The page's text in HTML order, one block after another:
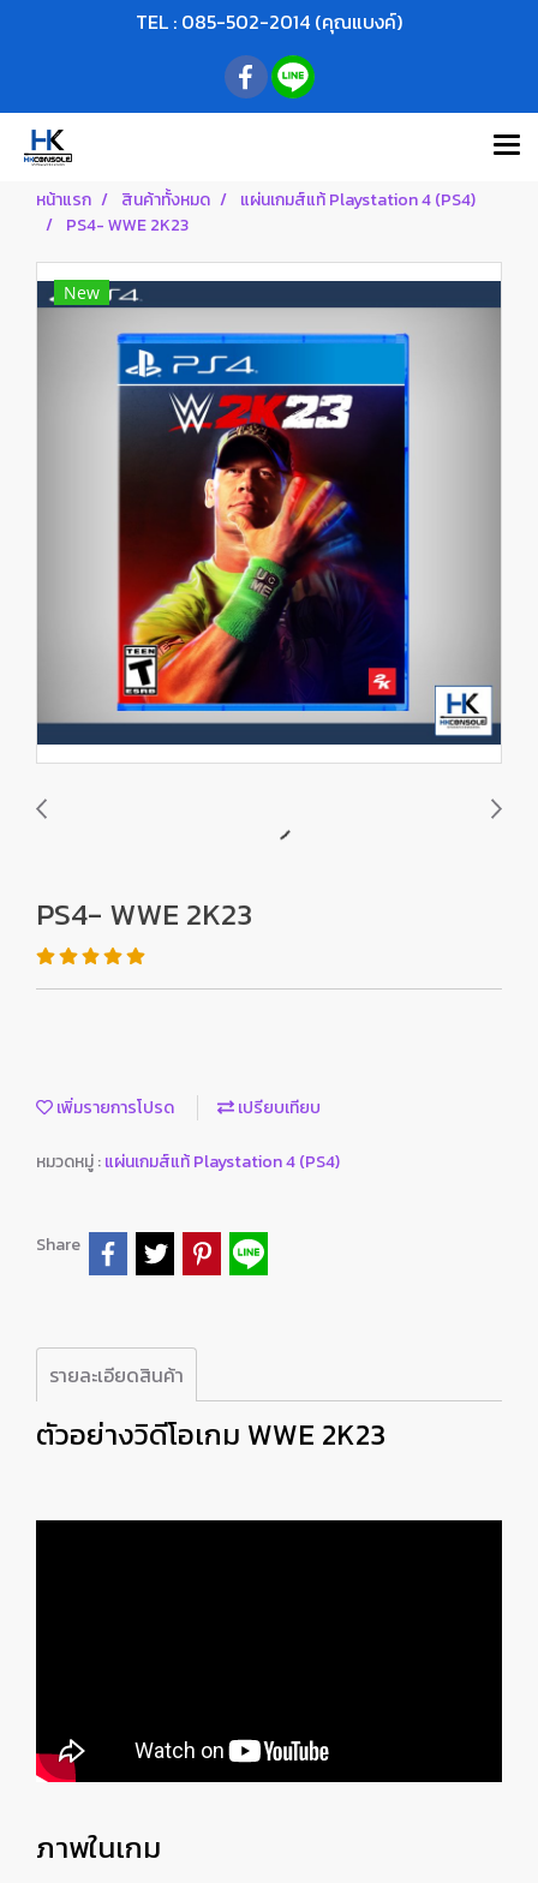
TEL : 085-502-2014 (คุณแบงค์)
หน้าแรก สินค้าทั้งหมด
แผ่นเกมส์แท้ Playstation 4 (PS4)
PS4- WWE 2K23
New
PS4- WWE 2K23
เพิ่มรายการโปรด เปรียบเทียบ
หมวดหมู่ :แผ่นเกมส์แท้ Playstation 4 (PS4)
Share
รายละเอียดสินค้า
ตัวอย่างวิดีโอเกม WWE 2K23
ภาพในเกม